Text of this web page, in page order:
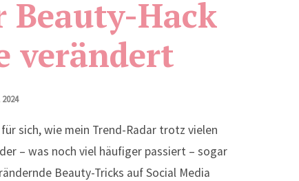
Hack
verändert
2024
sich, wie mein Trend-Radar trotz vielen
– was noch viel häufiger passiert – sogar
Beauty-Tricks auf Social Media